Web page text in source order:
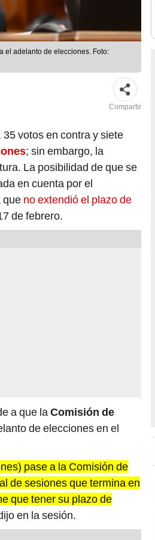
el adelanto de elecciones. Foto:
Compartir
votos en contra y siete
; sin embargo, la
La posibilidad de que se
en cuenta por el
que no extendió el plazo de
de febrero.
a que laComisión de
de elecciones en el
pase a la Comisión de
de sesiones que termina en
que tener su plazo de
en la sesión.